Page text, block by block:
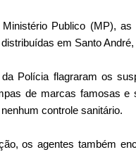
Publico (MP),
em Santo
Polícia flagraram os
de marcas famosas e
controle sanitário.
os agentes também